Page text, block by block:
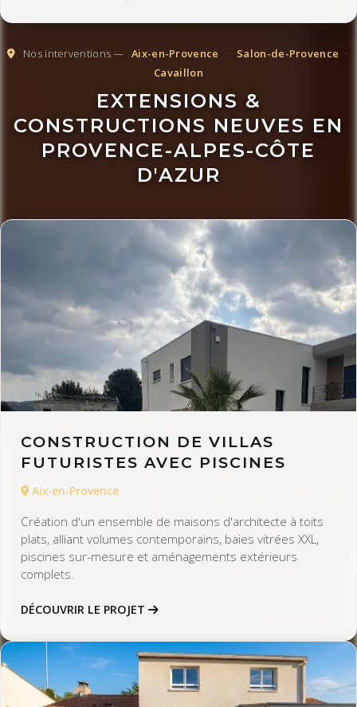
Nos interventions — Aix-en-Provence · Salon-de-Provence ·
Cavaillon
EXTENSIONS &
CONSTRUCTIONS NEUVES EN
PROVENCE-ALPES-CÔTE
D'AZUR
CONSTRUCTION DE VILLAS
FUTURISTES AVEC PISCINES
Aix-en-Provence
Création d'un ensemble de maisons d'architecte à toits
plats, alliant volumes contemporains, baies vitrées XXL,
piscines sur-mesure et aménagements extérieurs
complets.
DÉCOUVRIR LE PROJET